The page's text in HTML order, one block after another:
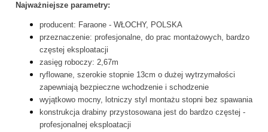
Najważniejsze parametry:
producent: Faraone - WŁOCHY, POLSKA
przeznaczenie: profesjonalne, do prac montażowych, bardzo
częstej eksploatacji
zasięg roboczy: 2,67m
ryflowane, szerokie stopnie 13cm o dużej wytrzymałości
zapewniają bezpieczne wchodzenie i schodzenie
wyjątkowo mocny, lotniczy styl montażu stopni bez spawania
konstrukcja drabiny przystosowana jest do bardzo częstej -
profesjonalnej eksploatacji